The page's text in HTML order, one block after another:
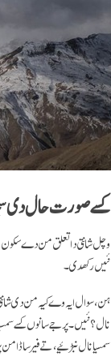
کسے صورت حال دی
وچل شانتی دا تعلق من دے
نئیں رکھدی۔
ہن، سوال ایہ وے کیہ من دی
نال؟ نئیں۔ پر جے سانوں کسے
سمسیا نال نبڑئیے، تے فیر